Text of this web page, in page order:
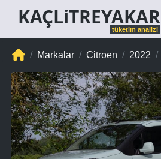
KAÇLiTREYAKAR
tüketim analizi
Markalar Citroen 2022